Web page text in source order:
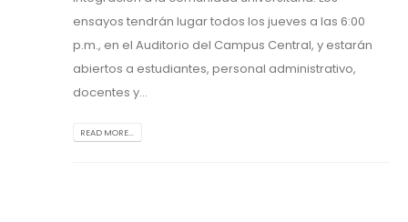
ensayos tendrán lugar todos los jueves a las 6:00
p.m., en el Auditorio del Campus Central, y estarán
abiertos a estudiantes, personal administrativo,
docentes y...
READ MORE...